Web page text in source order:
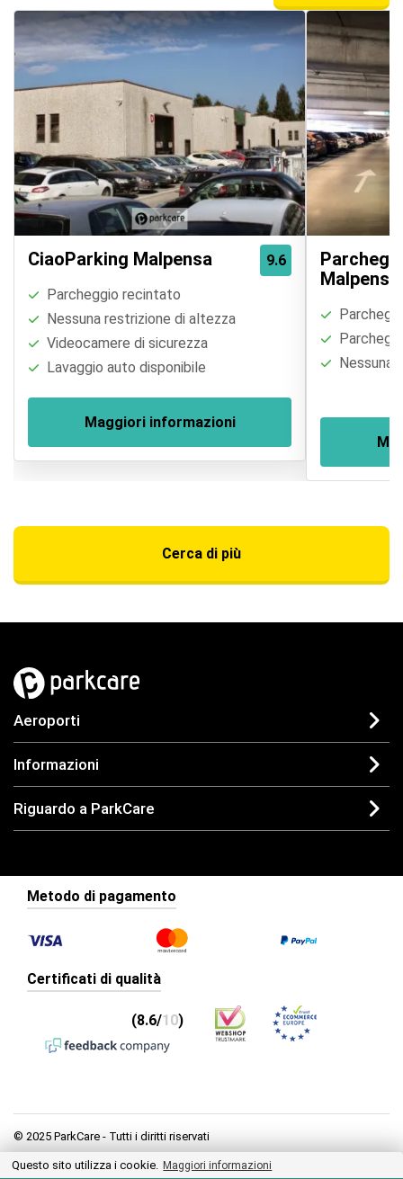
9.6
CiaoParking Malpensa
Parcheggio recintato
Nessuna restrizione di altezza
Videocamere di sicurezza
Lavaggio auto disponibile
Maggiori informazioni
Malpensa
Nessuna
Cerca di più
Aeroporti
Informazioni
Riguardo a ParkCare
Metodo di pagamento
Certificati di qualità
(8.6/10)
© 2025 ParkCare - Tutti i diritti riservati
Privacy
Questo sito utilizza i cookie. Maggiori informazioni